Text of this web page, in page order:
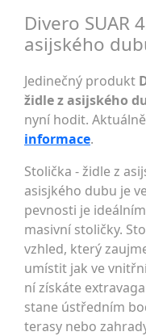
Divero SUAR
asijského
Jedinečný produkt
židle z asijského
nyní hodit.
informace.
Stolička - židle z
asisjkého dubu je
pevnosti je
masivní stoličky.
vzhled, který
umístit jak ve
ní získáte
stane ústředním
terasy nebo